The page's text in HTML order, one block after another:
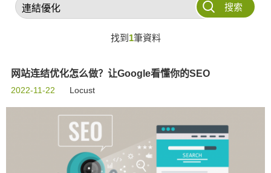
搜索
找到 1筆資料
网站连结优化怎么做？让Google看懂你的SEO
2022-11-22 Locust